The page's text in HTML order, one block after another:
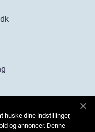
huske dine indstillinger,
og annoncer. Denne